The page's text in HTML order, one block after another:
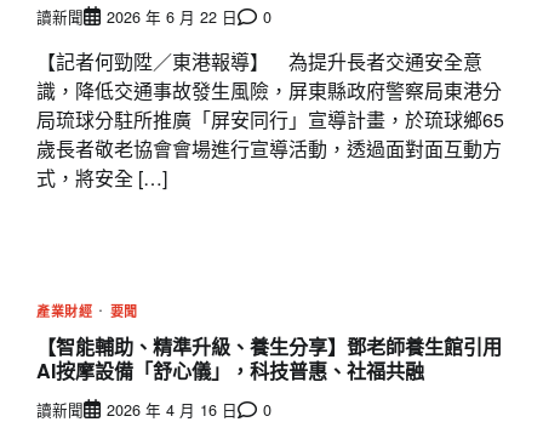
讀新聞 2026 年 6 月 22 日 0
【記者何勁陞／東港報導】 為提升長者交通安全意
識，降低交通事故發生風險，屏東縣政府警察局東港分
局琉球分駐所推廣「屏安同行」宣導計畫，於琉球鄉65
歲長者敬老協會會場進行宣導活動，透過面對面互動方
式，將安全 […]
產業財經 要聞
【智能輔助、精準升級、養生分享】鄧老師養生館引用
AI按摩設備「舒心儀」，科技普惠、社福共融
讀新聞 2026 年 4 月 16 日 0